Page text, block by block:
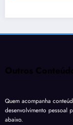
Outros
Quem acompanha
desenvolvimento pessoal
abaixo.